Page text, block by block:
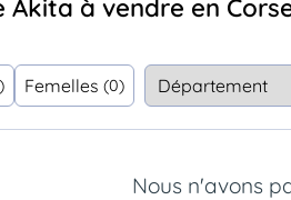
Akita à vendre en
Femelles (0)
Nous n'avons